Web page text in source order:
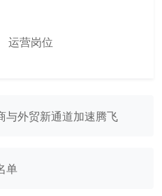
运营岗位
与外贸新通道加速腾飞
单